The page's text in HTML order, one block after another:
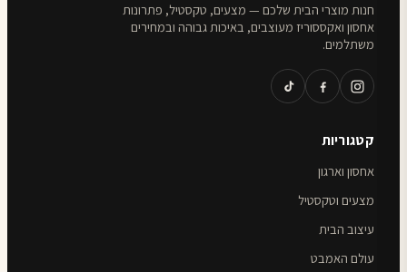
חנות מוצרי הבית שלכם — מצעים, טקסטיל, פתרונות
אחסון ואקססוריז מעוצבים, באיכות גבוהה ובמחירים
משתלמים.
קטגוריות
אחסון וארגון
מצעים וטקסטיל
עיצוב הבית
עולם האמבט